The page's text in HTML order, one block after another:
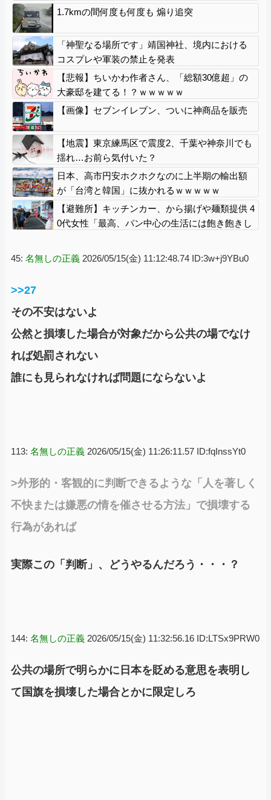
「正常で、品質問題はない」
1.7kmの間何度も何度も 煽り追突
「神聖なる場所です」靖国神社、境内における
コスプレや軍装の禁止を発表
【悲報】ちいかわ作者さん、「総額30億超」の
大豪邸を建てる！？ｗｗｗｗｗ
【画像】セブンイレブン、ついに神商品を販売
【地震】東京練馬区で震度2、千葉や神奈川でも
揺れ…お前ら気付いた？
日本、高市円安ホクホクなのに上半期の輸出額
が「台湾と韓国」に抜かれるｗｗｗｗｗ
【避難所】キッチンカー、から揚げや麺類提供 4
0代女性「最高、パン中心の生活には飽き飽きし
イトル「パンに飽き飽き」
45: 名無しの正義 2026/05/15(金) 11:12:48.74 ID:3w+j9YBu0
>>27
その不安はないよ
公然と損壊した場合が対象だから公共の場でなけ
れば処罰されない
誰にも見られなければ問題にならないよ
113: 名無しの正義 2026/05/15(金) 11:26:11.57 ID:fqInssYt0
>外形的・客観的に判断できるような「人を著しく
不快または嫌悪の情を催させる方法」で損壊する
行為があれば
実際この「判断」、どうやるんだろう・・・？
144: 名無しの正義 2026/05/15(金) 11:32:56.16 ID:LTSx9PRW0
公共の場所で明らかに日本を貶める意思を表明し
て国旗を損壊した場合とかに限定しろ